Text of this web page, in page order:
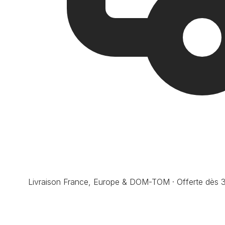
Livraison France, Europe & DOM-TOM · Offerte dès